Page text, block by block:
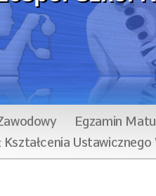
Egzamin
Kształcenia Ustawicznego